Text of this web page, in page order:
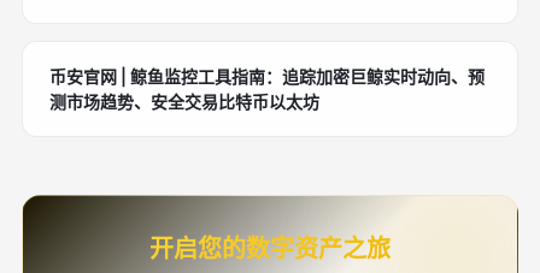
币安官网 | 鲸鱼监控工具指南：追踪加密巨鲸实时动向、预
测市场趋势、安全交易比特币以太坊
开启您的数字资产之旅